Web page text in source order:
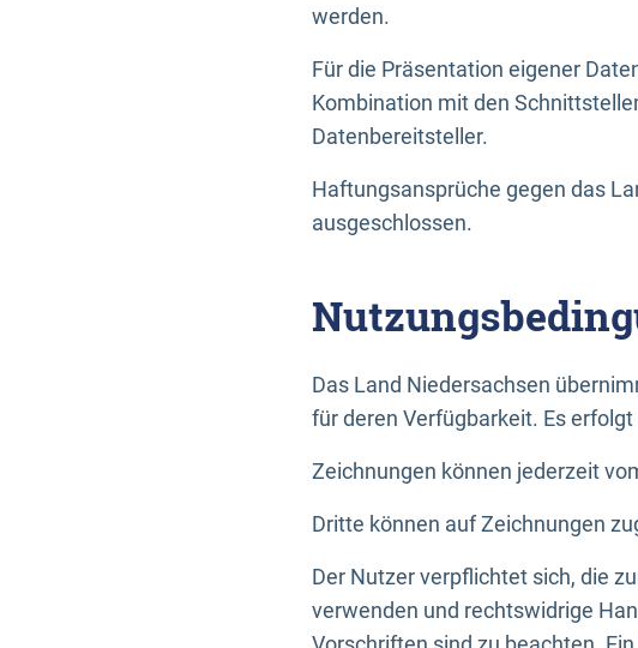
werden.
Für die Präsentation eigener
Kombination mit den
Datenbereitsteller.
Haftungsansprüche gegen das
ausgeschlossen.
Das Land Niedersachsen
für deren Verfügbarkeit. Es
Zeichnungen können jederzeit
Dritte können auf Zeichnungen
Der Nutzer verpflichtet sich, die
verwenden und rechtswidrige